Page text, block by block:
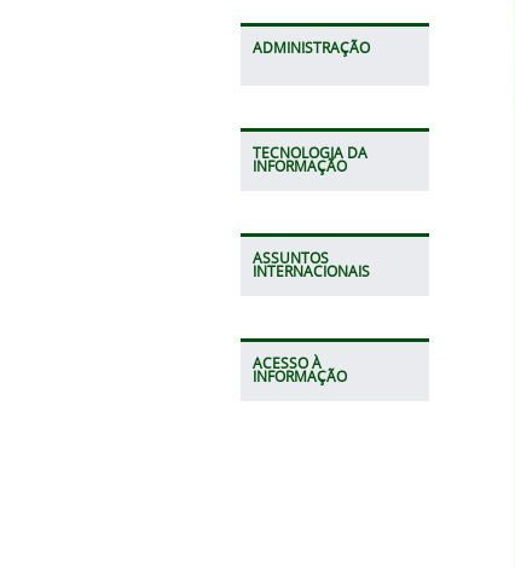
ADMINISTRAÇÃO
TECNOLOGIA DA
INFORMAÇÃO
ASSUNTOS
INTERNACIONAIS
ACESSO À
INFORMAÇÃO